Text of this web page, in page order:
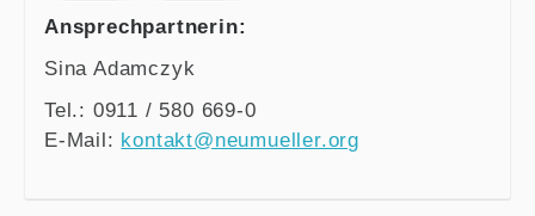
Ansprechpartnerin:
Sina Adamczyk
Tel.: 0911 / 580 669-0
E-Mail: kontakt@neumueller.org